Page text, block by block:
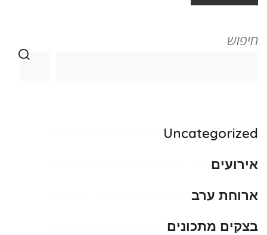
חיפוש
Uncategorized
אירועים
ארוחת ערב
בצקים מתכונים